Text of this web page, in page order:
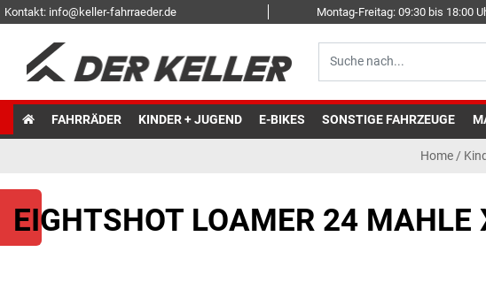
Kontakt: info@keller-fahrraeder.de Montag-Freitag: 09:30 bis 18:00
FAHRRÄDER KINDER + JUGEND E-BIKES SONSTIGE FAHRZEUGE
Home /
EIGHTSHOT LOAMER 24 MAHLE